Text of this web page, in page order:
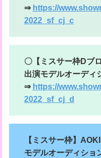
⇒ https://
2022_sf_cj_c
〇【ミスサー枠Dブ
出演モデルオーディ
⇒ https://
2022_sf_cj_d
【ミスサー枠】
モデルオーディショ